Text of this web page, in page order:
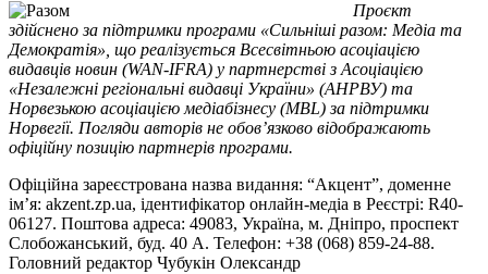
Проєкт
здійснено за підтримки програми «Сильніші разом: Медіа та
Демократія», що реалізується Всесвітньою асоціацією
видавців новин (WAN-IFRA) у партнерстві з Асоціацією
«Незалежні регіональні видавці України» (АНРВУ) та
Норвезькою асоціацією медіабізнесу (MBL) за підтримки
Норвегії. Погляди авторів не обов’язково відображають
офіційну позицію партнерів програми.
Офіційна зареєстрована назва видання: “Акцент”, доменне
ім’я: akzent.zp.ua, ідентифікатор онлайн-медіа в Реєстрі: R40-
06127. Поштова адреса: 49083, Україна, м. Дніпро, проспект
Слобожанський, буд. 40 А. Телефон: +38 (068) 859-24-88.
Головний редактор Чубукін Олександр